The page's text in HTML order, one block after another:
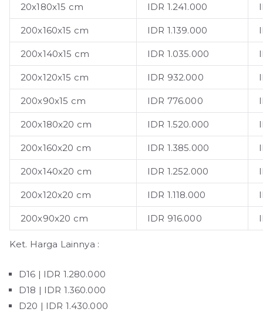
20x180x15 cm IDR 1.241.000
200x160x15 cm IDR 1.139.000
200x140x15 cm IDR 1.035.000
200x120x15 cm IDR 932.000
200x90x15 cm IDR 776.000
200x180x20 cm IDR 1.520.000
200x160x20 cm IDR 1.385.000
200x140x20 cm IDR 1.252.000
200x120x20 cm IDR 1.118.000
200x90x20 cm IDR 916.000
Ket. Harga Lainnya :
D16 | IDR 1.280.000
D18 | IDR 1.360.000
D20 | IDR 1.430.000